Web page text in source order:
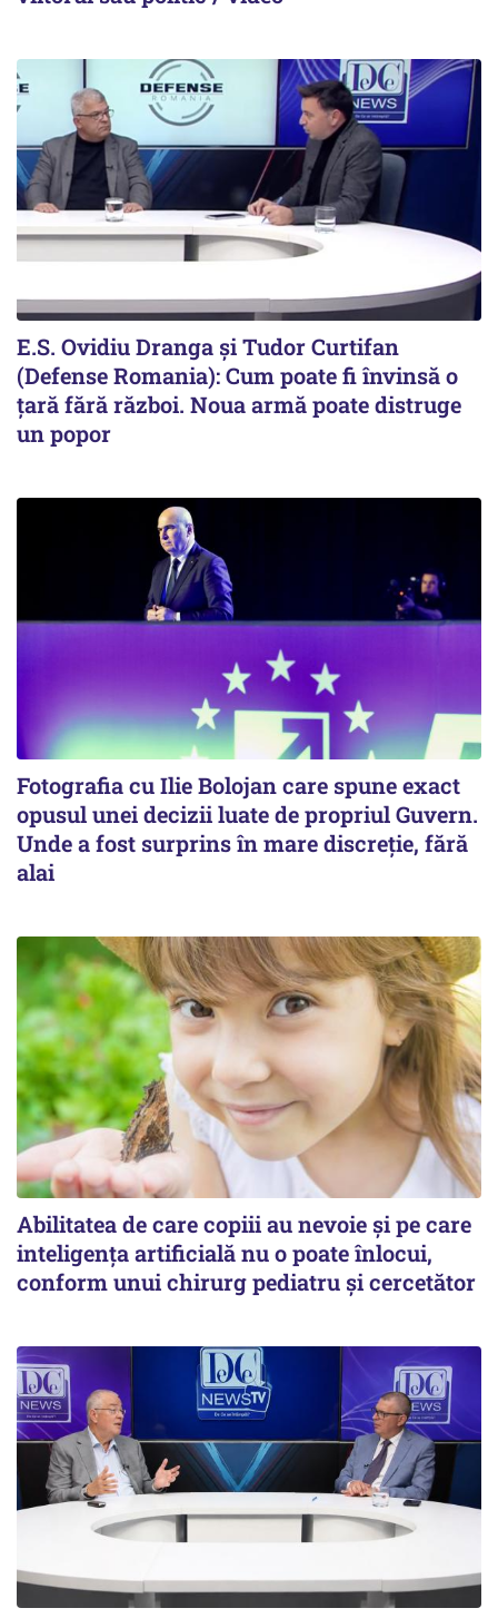
E.S. Ovidiu Dranga și Tudor Curtifan
(Defense Romania): Cum poate fi învinsă o
țară fără război. Noua armă poate distruge
un popor
Fotografia cu Ilie Bolojan care spune exact
opusul unei decizii luate de propriul Guvern.
Unde a fost surprins în mare discreție, fără
alai
Abilitatea de care copiii au nevoie și pe care
inteligența artificială nu o poate înlocui,
conform unui chirurg pediatru și cercetător